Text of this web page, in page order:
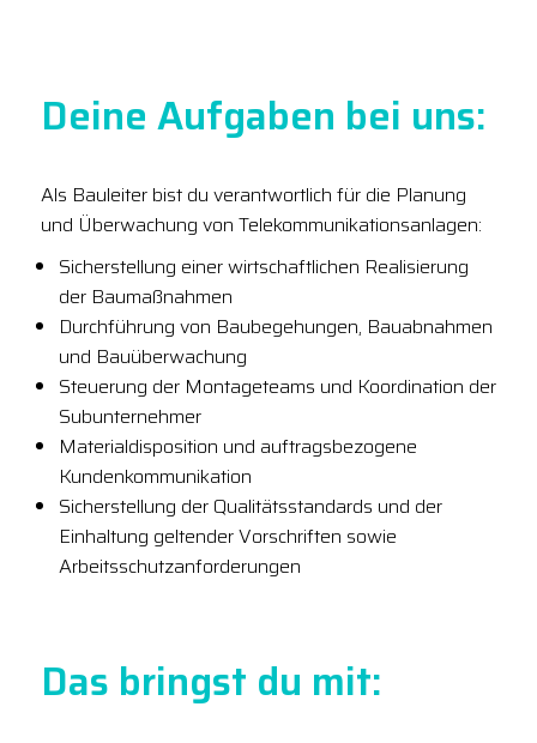
Deine Aufgaben bei uns:
Als Bauleiter bist du verantwortlich für die Planung
und Überwachung von Telekommunikationsanlagen:
Sicherstellung einer wirtschaftlichen Realisierung
der Baumaßnahmen
Durchführung von Baubegehungen, Bauabnahmen
und Bauüberwachung
Steuerung der Montageteams und Koordination der
Subunternehmer
Materialdisposition und auftragsbezogene
Kundenkommunikation
Sicherstellung der Qualitätsstandards und der
Einhaltung geltender Vorschriften sowie
Arbeitsschutzanforderungen
Das bringst du mit: